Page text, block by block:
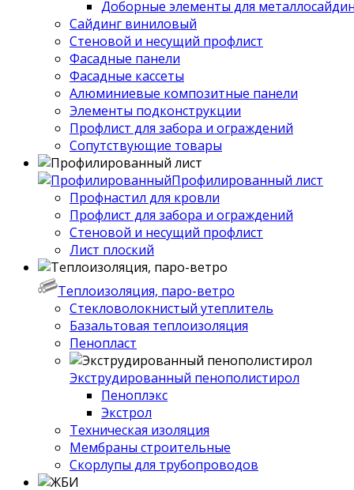
Доборные элементы для
Сайдинг виниловый
Стеновой и несущий профлист
Фасадные панели
Фасадные кассеты
Алюминиевые композитные панели
Элементы подконструкции
Профлист для забора и ограждений
Сопутствующие товары
Профилированный лист
Профнастил для кровли
Профлист для забора и ограждений
Стеновой и несущий профлист
Лист плоский
Теплоизоляция, паро-ветро
Стекловолокнистый утеплитель
Базальтовая теплоизоляция
Пенопласт
Экструдированный пенополистирол
Пеноплэкс
Экстрол
Техническая изоляция
Мембраны строительные
Скорлупы для трубопроводов